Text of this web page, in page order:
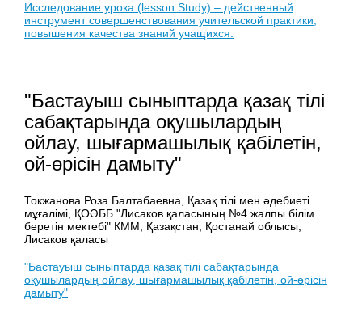
Исследование урока (lesson Study) – действенный
инструмент совершенствования учительской практики,
повышения качества знаний учащихся.
"Бастауыш сыныптарда қазақ тілі
сабақтарында оқушылардың
ойлау, шығармашылық қабілетін,
ой-өрісін дамыту"
Токжанова Роза Балтабаевна, Қазақ тілі мен әдебиеті
мұғалімі, ҚОӘББ "Лисаков қаласының №4 жалпы білім
беретін мектебі" КММ, Қазақстан, Қостанай облысы,
Лисаков қаласы
"Бастауыш сыныптарда қазақ тілі сабақтарында
оқушылардың ойлау, шығармашылық қабілетін, ой-өрісін
дамыту"